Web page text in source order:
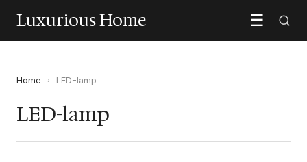
Luxurious Home ☰
Home › LED-lamp
LED-lamp